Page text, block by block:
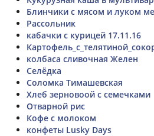
Блинчики с мясом и луком
Рассольник
кабачки с курицей 17.11.16
колбаса сливочная Желен
Селёдка
Соломка Тимашевская
Хлеб зерновоой с семечками
Отварной рис
Кофе с молоком
конфеты Lusky Days